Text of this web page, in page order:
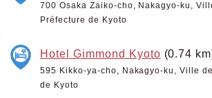
700 Osaka Zaiko-cho, Nakagyo-ku,
Préfecture de Kyoto
Hotel Gimmond Kyoto (0.74
595 Kikko-ya-cho, Nakagyo-ku, Ville
de Kyoto